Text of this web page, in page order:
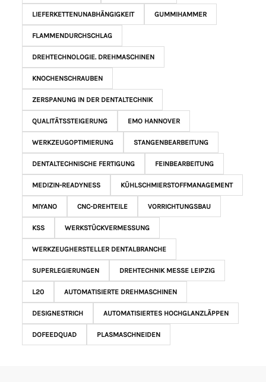
LIEFERKETTENUNABHÄNGIGKEIT GUMMIHAMMER
FLAMMENDURCHSCHLAG
DREHTECHNOLOGIE. DREHMASCHINEN
KNOCHENSCHRAUBEN
ZERSPANUNG IN DER DENTALTECHNIK
QUALITÄTSSTEIGERUNG EMO HANNOVER
WERKZEUGOPTIMIERUNG STANGENBEARBEITUNG
DENTALTECHNISCHE FERTIGUNG FEINBEARBEITUNG
MEDIZIN-READYNESS KÜHLSCHMIERSTOFFMANAGEMENT
MIYANO CNC-DREHTEILE VORRICHTUNGSBAU
KSS WERKSTÜCKVERMESSUNG
WERKZEUGHERSTELLER DENTALBRANCHE
SUPERLEGIERUNGEN DREHTECHNIK MESSE LEIPZIG
L20 AUTOMATISIERTE DREHMASCHINEN
DESIGNESTRICH AUTOMATISIERTES HOCHGLANZLÄPPEN
DOFEEDQUAD PLASMASCHNEIDEN